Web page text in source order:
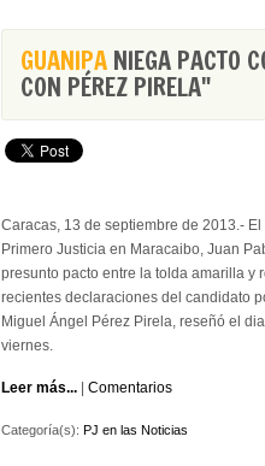
GUANIPA NIEGA PACTO
CON PÉREZ PIRELA"
Caracas, 13 de septiembre de 2013.-
Primero Justicia en Maracaibo, Juan
presunto pacto entre la tolda amarilla y
recientes declaraciones del candidato
Miguel Ángel Pérez Pirela, reseñó el
viernes.
Leer más... Comentarios
Categoría(s): PJ en las Noticias